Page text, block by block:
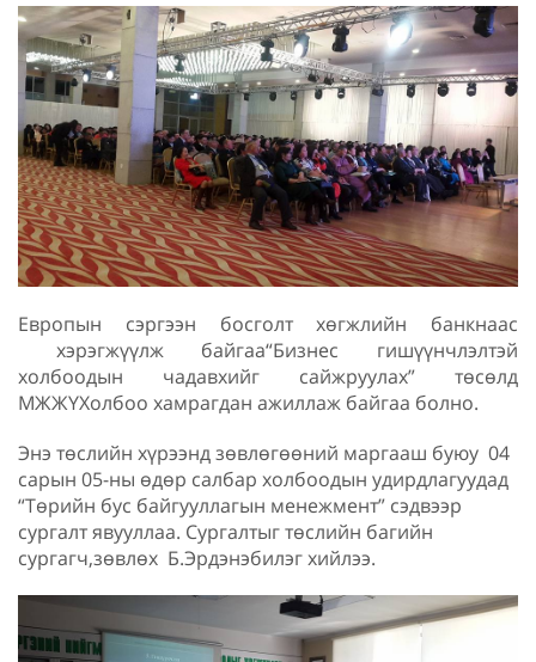
Европын сэргээн босголт хөгжлийн банкнаас
хэрэгжүүлж байгаа“Бизнес гишүүнчлэлтэй
холбоодын чадавхийг сайжруулах” төсөлд
МЖЖҮХолбоо хамрагдан ажиллаж байгаа болно.
Энэ төслийн хүрээнд зөвлөгөөний маргааш буюу 04
сарын 05-ны өдөр салбар холбоодын удирдлагуудад
“Төрийн бус байгууллагын менежмент” сэдвээр
сургалт явууллаа. Сургалтыг төслийн багийн
сургагч,зөвлөх Б.Эрдэнэбилэг хийлээ.